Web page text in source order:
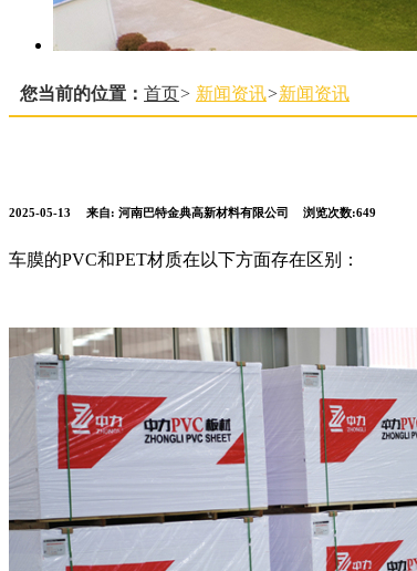
您当前的位置： 首页> 新闻资讯>新闻资讯
2025-05-13 来自: 河南巴特金典高新材料有限公司 浏览次数:649
车膜的PVC和PET材质在以下方面存在区别：